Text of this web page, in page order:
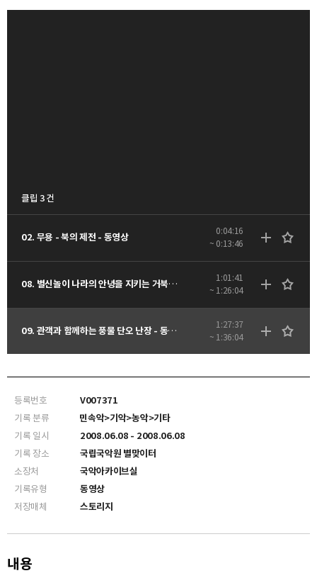
클립 3 건
02. 무용 - 북의 제전 - 동영상
0:04:16
~ 0:13:46
08. 별신놀이 나라의 안녕을 지키는 거북놀이 - 동영상
1:01:41
~ 1:26:04
09. 관객과 함께하는 풍물 단오 난장 - 동영상
1:27:37
~ 1:36:04
등록번호
V007371
기록 분류
민속악>기악>농악>기타
기록 일시
2008.06.08 - 2008.06.08
기록 장소
국립국악원 별맞이터
소장처
국악아카이브실
기록유형
동영상
저장매체
스토리지
내용